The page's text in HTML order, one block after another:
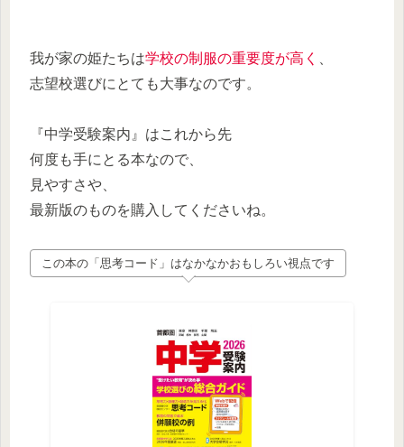
我が家の姫たちは学校の制服の重要度が高く
志望校選びにとても大事なのです。
『中学受験案内』はこれから先
何度も手にとる本なので、
見やすさや、
最新版のものを購入してくださいね。
この本の「思考コード」はなかなかおもしろい視点です